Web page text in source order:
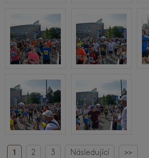
1 2 3 Následující >>